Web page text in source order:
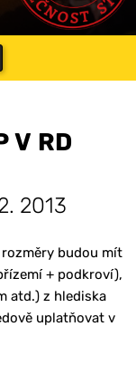
V RD
2013
budou mít
+ podkroví),
atd.) z hlediska
uplatňovat v